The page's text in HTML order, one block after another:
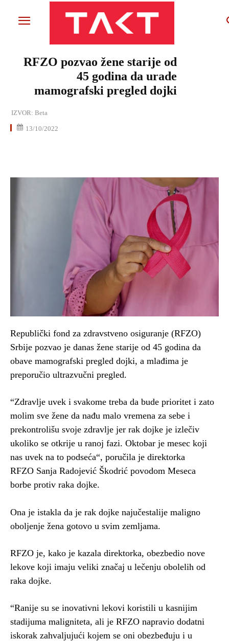
RFZO pozvao žene starije od
45 godina da urade
mamografski pregled dojki
IZVOR: Beta
13/10/2022
Republički fond za zdravstveno osiguranje (RFZO)
Srbije pozvao je danas žene starije od 45 godina da
obave mamografski pregled dojki, a mlađima je
preporučio ultrazvučni pregled.
“Zdravlje uvek i svakome treba da bude prioritet i zato
molim sve žene da nađu malo vremena za sebe i
prekontrolišu svoje zdravlje jer rak dojke je izlečiv
ukoliko se otkrije u ranoj fazi. Oktobar je mesec koji
nas uvek na to podseća“, poručila je direktorka
RFZO Sanja Radojević Škodrić povodom Meseca
borbe protiv raka dojke.
Ona je istakla da je rak dojke najučestalije maligno
oboljenje žena gotovo u svim zemljama.
RFZO je, kako je kazala direktorka, obezbedio nove
lekove koji imaju veliki značaj u lečenju obolelih od
raka dojke.
“Ranije su se inovativni lekovi koristili u kasnijim
stadijuma maligniteta, ali je RFZO napravio dodatni
iskorak zahvaljujući kojem se oni obezbeđuju i u